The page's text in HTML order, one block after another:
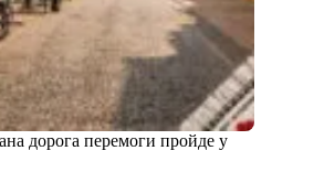
дорога перемоги пройде у